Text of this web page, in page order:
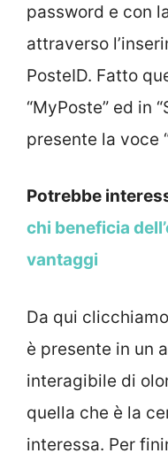
password e con
attraverso
PosteID. Fatto
“MyPoste” ed in
presente la voce
Potrebbe
chi beneficia
vantaggi
Da qui
è presente in un
interagibile di
quella che è la
interessa. Per